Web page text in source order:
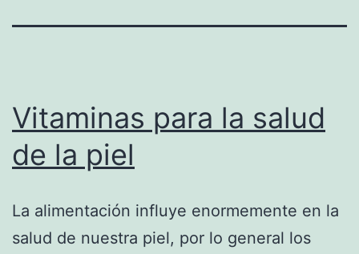
Vitaminas para la salud
de la piel
La alimentación influye enormemente en la
salud de nuestra piel, por lo general los